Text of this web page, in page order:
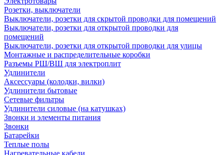
Розетки, выключатели
Выключатели, розетки для скрытой проводки для помещений
Выключатели, розетки для открытой проводки для
помещений
Выключатели, розетки для открытой проводки для улицы
Монтажные и распределительные коробки
Разъемы РШ/ВШ для электроплит
Удлинители
Аксессуары (колодки, вилки)
Удлинители бытовые
Сетевые фильтры
Удлинители силовые (на катушках)
Звонки и элементы питания
Звонки
Батарейки
Теплые полы
Нагревательные кабели